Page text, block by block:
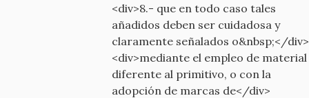
<div>8.- que en todo caso tales
añadidos deben ser cuidadosa y
claramente señalados o&nbsp;</div>
<div>mediante el empleo de material
diferente al primitivo, o con la
adopción de marcas de</div>